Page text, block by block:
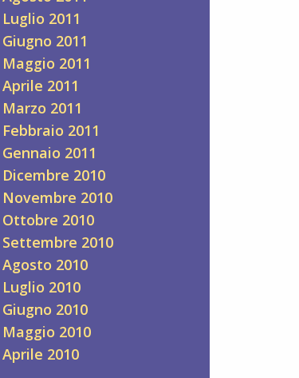
Luglio 2011
Giugno 2011
Maggio 2011
Aprile 2011
Marzo 2011
Febbraio 2011
Gennaio 2011
Dicembre 2010
Novembre 2010
Ottobre 2010
Settembre 2010
Agosto 2010
Luglio 2010
Giugno 2010
Maggio 2010
Aprile 2010